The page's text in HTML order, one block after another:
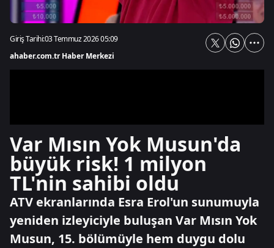
Giriş Tarihi:03 Temmuz 2026 05:09
ahaber.com.tr Haber Merkezi
Var Mısın Yok Musun'da
büyük risk! 1 milyon
TL'nin sahibi oldu
ATV ekranlarında Esra Erol'un sunumuyla
yeniden izleyiciyle buluşan Var Mısın Yok
Musun, 15. bölümüyle hem duygu dolu